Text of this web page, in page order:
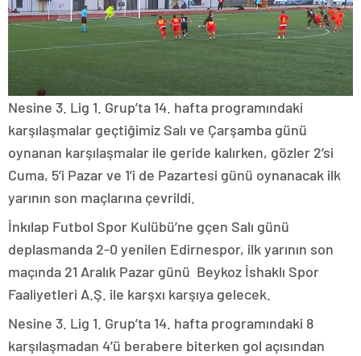
Nesine 3. Lig 1. Grup’ta 14. hafta programındaki
karşılaşmalar geçtiğimiz Salı ve Çarşamba günü
oynanan karşılaşmalar ile geride kalırken, gözler 2’si
Cuma, 5’i Pazar ve 1’i de Pazartesi günü oynanacak ilk
yarının son maçlarına çevrildi.
İnkılap Futbol Spor Kulübü’ne gçen Salı günü
deplasmanda 2-0 yenilen Edirnespor, ilk yarının son
maçında 21 Aralık Pazar günü Beykoz İshaklı Spor
Faaliyetleri A.Ş. ile karşxı karşıya gelecek.
Nesine 3. Lig 1. Grup’ta 14. hafta programındaki 8
karşılaşmadan 4’ü berabere biterken gol açısından